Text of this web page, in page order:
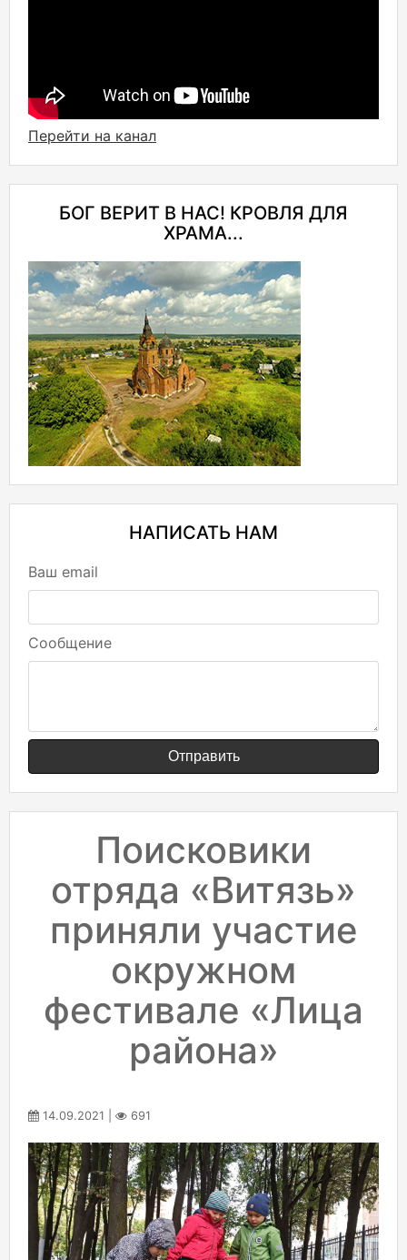
Перейти на канал
БОГ ВЕРИТ В НАС! КРОВЛЯ ДЛЯ
ХРАМА...
НАПИСАТЬ НАМ
Ваш email
Сообщение
Отправить
Поисковики
отряда «Витязь»
приняли участие
окружном
фестивале «Лица
района»
14.09.2021 | 691